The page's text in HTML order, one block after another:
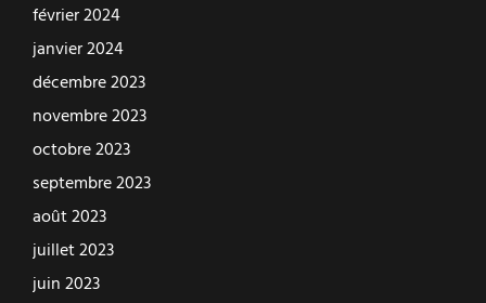
février 2024
janvier 2024
décembre 2023
novembre 2023
octobre 2023
septembre 2023
août 2023
juillet 2023
juin 2023